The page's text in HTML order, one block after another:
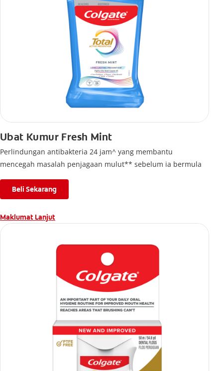
Ubat Kumur Fresh Mint
Perlindungan antibakteria 24 jam^ yang membantu
mencegah masalah penjagaan mulut** sebelum ia bermula
Beli Sekarang
Maklumat Lanjut